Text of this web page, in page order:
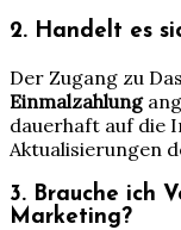
2. Handelt es
Der Zugang zu
Einmalzahlung
dauerhaft auf die
Aktualisierungen
3. Brauche ich
Marketing?